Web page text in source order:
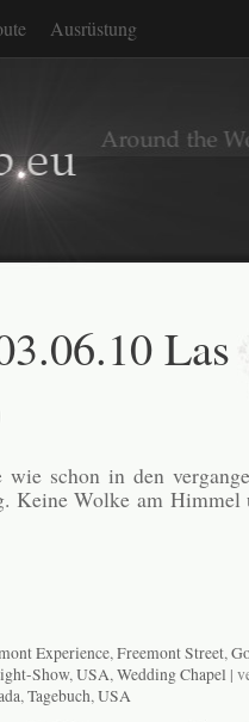
Ausrüstung
Las
schon in den
Keine Wolke am Himmel
Experience,Freemont Street,
Show,USA,Wedding Chapel |
,Tagebuch,USA